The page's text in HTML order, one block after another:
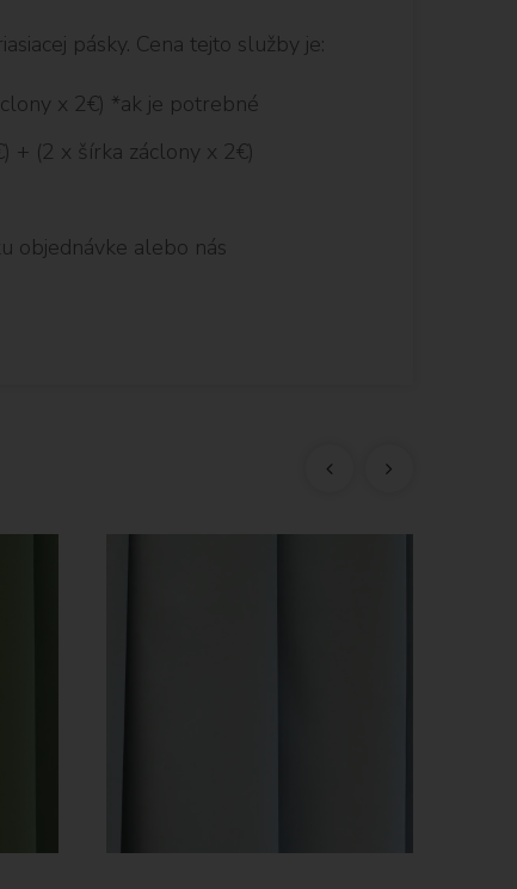
pásky. Cena tejto služby je:
x 2€) *ak je potrebné
+ (2 x šírka záclony x 2€)
objednávke alebo nás